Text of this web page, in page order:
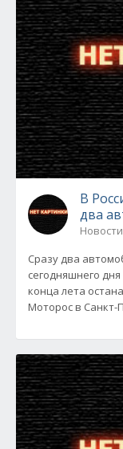
В
два
Новости
Сразу два
сегодняшнего
конца лета
Моторос в Санкт-